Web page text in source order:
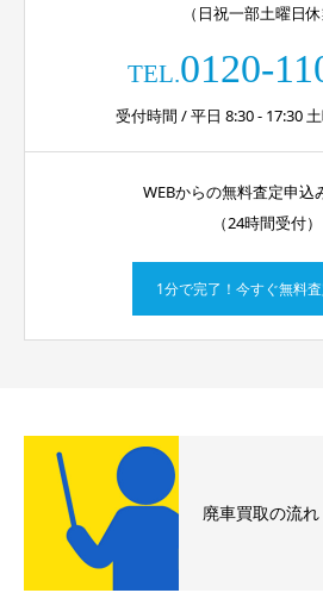
（日祝一部土曜日休
TEL.0120-
受付時間 / 平日 8:30 - 17:30
WEBからの無料査定申込
（24時間受付）
1分で完了！今すぐ無料
廃車買取の流れ